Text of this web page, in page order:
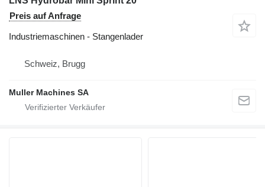
Preis auf Anfrage
Industriemaschinen - Stangenlader
Schweiz, Brugg
Muller Machines SA